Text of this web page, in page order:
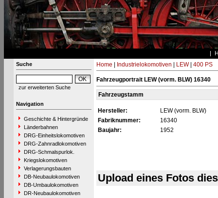
Suche
zur erweiterten Suche
Navigation
Geschichte & Hintergründe
Länderbahnen
DRG-Einheitslokomotiven
DRG-Zahnradlokomotiven
DRG-Schmalspurlok.
Kriegslokomotiven
Verlagerungsbauten
DB-Neubaulokomotiven
DB-Umbaulokomotiven
DR-Neubaulokomotiven
Home Industrielokomotiven LEW| 400 PS
Fahrzeugportrait LEW (vorm. BLW) 16340
Fahrzeugstamm
Hersteller:
LEW (vorm. BLW)
Fabriknummer:
16340
Baujahr:
1952
Upload eines Fotos